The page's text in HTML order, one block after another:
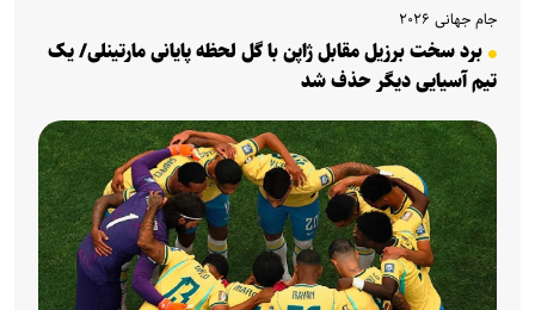
جام جهانی ۲۰۲۶
برد سخت برزیل مقابل ژاپن با گل لحظه پایانی مارتینلی/ یک
تیم آسیایی دیگر حذف شد